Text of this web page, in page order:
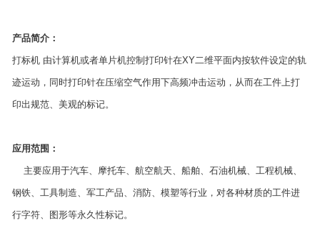
产品简介：
打标机 由计算机或者单片机控制打印针在XY二维平面内按软件设定的轨
迹运动，同时打印针在压缩空气作用下高频冲击运动，从而在工件上打
印出规范、美观的标记。
应用范围：
主要应用于汽车、摩托车、航空航天、船舶、石油机械、工程机械、
钢铁、工具制造、军工产品、消防、模塑等行业，对各种材质的工件进
行字符、图形等永久性标记。